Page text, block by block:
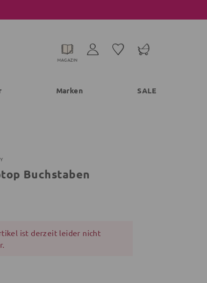
MAGAZIN
Marken SALE
Buchstaben
ist derzeit leider nicht